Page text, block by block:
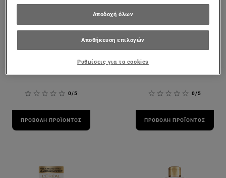
Classic
Κρέμα Νυκτός
0/5
ΠΡΟΒΟΛΉ ΠΡΟΪΌΝΤΟΣ
Classic Κρέμα
0/5
ΠΡΟΒΟΛΉ ΠΡΟΪΌΝΤΟΣ
Αποδοχή όλων
Αποθήκευση επιλογών
Ρυθμίσεις για τα cookies